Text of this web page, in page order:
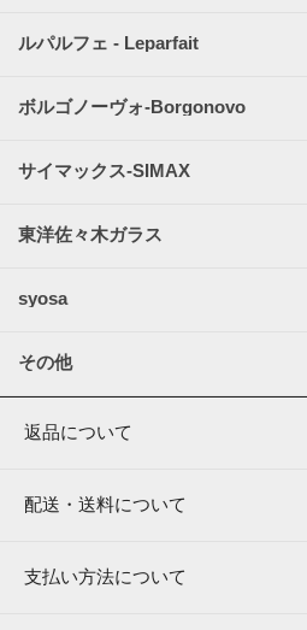
ルパルフェ - Leparfait
ボルゴノーヴォ-Borgonovo
サイマックス-SIMAX
東洋佐々木ガラス
syosa
その他
返品について
配送・送料について
支払い方法について